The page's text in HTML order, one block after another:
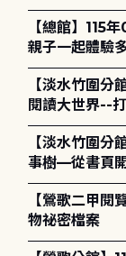
【總館】115
親子一起體驗
【淡水竹圍分
閱讀大世界--
護全攻略》
【淡水竹圍分
事樹—從書頁
電章魚》
【鶯歌二甲
物祕密檔案